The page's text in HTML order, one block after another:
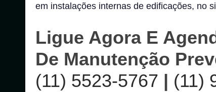
em instalações internas de edificações, no
Ligue Agora E
De Manutenção
(11) 5523-5767 | (11)